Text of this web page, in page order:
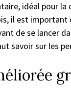
idéal pour
il est important
de se lancer
savoir sur les